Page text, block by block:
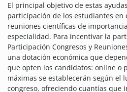
El principal objetivo de estas
participación de los estudiantes en
reuniones científicas de
especialidad. Para incentivar la
Participación Congresos y
una dotación económica que
que opten los candidatos: online o
máximas se establecerán según el
congreso, ofreciendo cuantías que